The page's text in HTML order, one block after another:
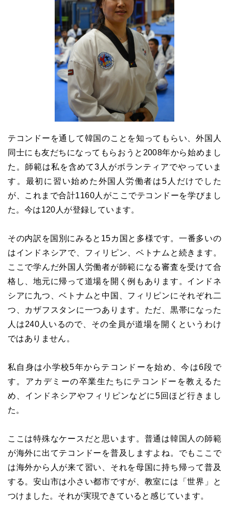
テコンドーを通して韓国のことを知ってもらい、外国人
同士にも友だちになってもらおうと2008年から始めまし
た。師範は私を含めて3人がボランティアでやっていま
す。最初に習い始めた外国人労働者は5人だけでした
が、これまで合計1160人がここでテコンドーを学びまし
た。今は120人が登録しています。
その内訳を国別にみると15カ国と多様です。一番多いの
はインドネシアで、フィリピン、ベトナムと続きます。
ここで学んだ外国人労働者が師範になる審査を受けて合
格し、地元に帰って道場を開く例もあります。インドネ
シアに九つ、ベトナムと中国、フィリピンにそれぞれ二
つ、カザフスタンに一つあります。ただ、黒帯になった
人は240人いるので、その全員が道場を開くというわけ
ではありません。
私自身は小学校5年からテコンドーを始め、今は6段で
す。アカデミーの卒業生たちにテコンドーを教えるた
め、インドネシアやフィリピンなどに5回ほど行きまし
た。
ここは特殊なケースだと思います。普通は韓国人の師範
が海外に出てテコンドーを普及しますよね。でもここで
は海外から人が来て習い、それを母国に持ち帰って普及
する。安山市は小さい都市ですが、教室には「世界」と
つけました。それが実現できていると感じています。